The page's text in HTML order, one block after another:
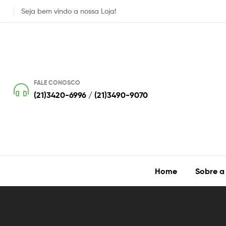
Seja bem vindo a nossa Loja!
FALE CONOSCO
(21)3420-6996 / (21)3490-9070
Home Sobre